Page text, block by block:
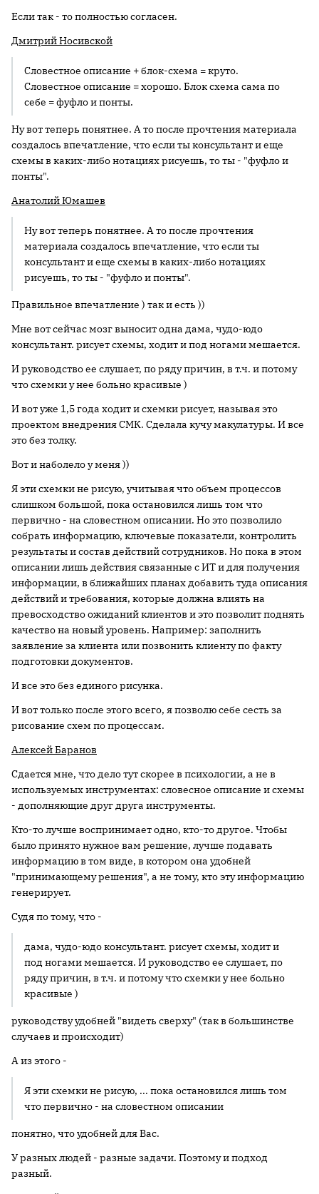
Если так - то полностью согласен.
Дмитрий Носивской
Словестное описание + блок-схема = круто.
Словестное описание = хорошо. Блок схема сама по
себе = фуфло и понты.
Ну вот теперь понятнее. А то после прочтения материала
создалось впечатление, что если ты консультант и еще
схемы в каких-либо нотациях рисуешь, то ты - "фуфло и
понты".
Анатолий Юмашев
Ну вот теперь понятнее. А то после прочтения
материала создалось впечатление, что если ты
консультант и еще схемы в каких-либо нотациях
рисуешь, то ты - "фуфло и понты".
Правильное впечатление ) так и есть ))
Мне вот сейчас мозг выносит одна дама, чудо-юдо
консультант. рисует схемы, ходит и под ногами мешается.
И руководство ее слушает, по ряду причин, в т.ч. и потому
что схемки у нее больно красивые )
И вот уже 1,5 года ходит и схемки рисует, называя это
проектом внедрения СМК. Сделала кучу макулатуры. И все
это без толку.
Вот и наболело у меня ))
Я эти схемки не рисую, учитывая что объем процессов
слишком большой, пока остановился лишь том что
первично - на словестном описании. Но это позволило
собрать информацию, ключевые показатели, контролить
результаты и состав действий сотрудников. Но пока в этом
описании лишь действия связанные с ИТ и для получения
информации, в ближайших планах добавить туда описания
действий и требования, которые должна влиять на
превосходство ожиданий клиентов и это позволит поднять
качество на новый уровень. Например: заполнить
заявление за клиента или позвонить клиенту по факту
подготовки документов.
И все это без единого рисунка.
И вот только после этого всего, я позволю себе сесть за
рисование схем по процессам.
Алексей Баранов
Сдается мне, что дело тут скорее в психологии, а не в
используемых инструментах: словесное описание и схемы
- дополняющие друг друга инструменты.
Кто-то лучше воспринимает одно, кто-то другое. Чтобы
было принято нужное вам решение, лучше подавать
информацию в том виде, в котором она удобней
"принимающему решения", а не тому, кто эту информацию
генерирует.
Судя по тому, что -
дама, чудо-юдо консультант. рисует схемы, ходит и
под ногами мешается. И руководство ее слушает, по
ряду причин, в т.ч. и потому что схемки у нее больно
красивые )
руководству удобней "видеть сверху" (так в большинстве
случаев и происходит)
А из этого -
Я эти схемки не рисую, ... пока остановился лишь том
что первично - на словестном описании
понятно, что удобней для Вас.
У разных людей - разные задачи. Поэтому и подход
разный.